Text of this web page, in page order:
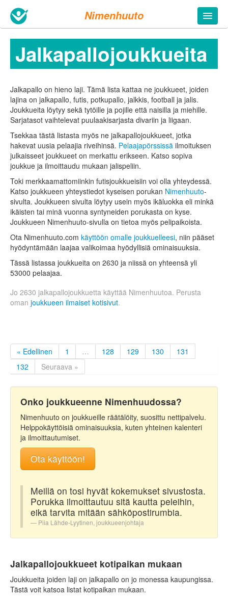
Nimenhuuto
Jalkapallo­joukkueita
Jalkapallo on hieno laji. Tämä lista kattaa ne joukkueet, joiden
lajina on jalkapallo, futis, potkupallo, jalkkis, football ja jalis.
Joukkueita löytyy sekä tytöille ja pojille että naisilla ja miehille.
Sarjatasot vaihtelevat puulaakisarjasta divariin ja liigaan.
Tsekkaa tästä listasta myös ne jalkapallo­joukkueet, jotka
hakevat uusia pelaajia riveihinsä. Pelaajapörssissä ilmoituksen
julkaisseet joukkueet on merkattu erikseen. Katso sopiva
joukkue ja ilmoittaudu mukaan jalis­peliin.
Toki merkkaamattomiinkin futisjoukkueisiin voi olla yhteydessä.
Katso joukkueen yhteystiedot kyseisen porukan Nimenhuuto-
sivulta. Joukkueen sivulta löytyy usein myös ikäluokka eli minkä
ikäisten tai minä vuonna syntyneiden porukasta on kyse.
Joukkueen Nimenhuuto-sivulla on tietoa myös pelipaikoista.
Ota Nimenhuuto.com käyttöön omalle joukkuelleesi, niin pääset
hyödyntämään laajaa valikoimaa hyödyllisiä ominaisuuksia.
Tässä listassa joukkueita on 2630 ja niissä on yhteensä yli
53000 pelaajaa.
Jo 2630 jalkapallojoukkuetta käyttää Nimenhuutoa. Perusta
oman joukkueen ilmaiset kotisivut.
« Edellinen 1 … 128 129 130
131
132
Seuraava »
Onko joukkueenne Nimenhuudossa?
Nimenhuuto on joukkueille räätälöity, suosittu nettipalvelu.
Helppokäyttöisiä ominaisuuksia, kuten yhteinen kalenteri
ja ilmoittautumiset.
Ota käyttöön!
Meillä on tosi hyvät kokemukset sivustosta.
Porukka ilmoittautuu sitä kautta peleihin,
eikä tarvita mitään sähköpostirumbia.
Piia Lähde-Lyytinen, joukkueenjohtaja
Jalkapallojoukkueet kotipaikan mukaan
Joukkueita joiden laji on jalkapallo on jo monessa kaupungissa.
Tästä voit katsoa listat kotipaikan mukaan.